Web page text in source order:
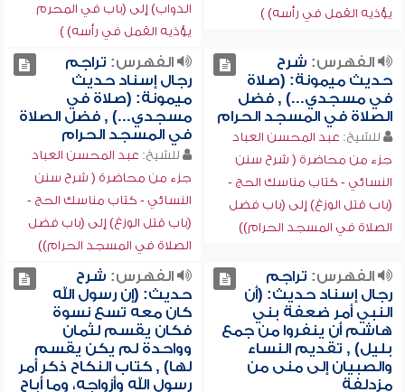
يؤذيه القمل في رأسه) )
الدواب) إلى (باب في المحرم
يؤذيه القمل في رأسه) )
الفهرس: شرح
حديث ميمونة: (صلاة
في مسجدي...) , فضل
الصلاة في المسجد الحرام
للشيخ: عبد المحسن العباد
جزء من محاضرة ( شرح سنن
النسائي - كتاب مناسك الحج -
(باب قتل الوزغ) إلى (باب فضل
الصلاة في المسجد الحرام))
الفهرس: تراجم
رجال إسناد حديث
ميمونة: (صلاة في
مسجدي...) , فضل الصلاة
في المسجد الحرام
للشيخ: عبد المحسن العباد
جزء من محاضرة ( شرح سنن
النسائي - كتاب مناسك الحج -
(باب قتل الوزغ) إلى (باب فضل
الصلاة في المسجد الحرام))
الفهرس: تراجم
رجال إسناد حديث: (أن
النبي أمر ضعفة بني
هاشم أن ينفروا من جمع
بليل) , تقديم النساء
والصبيان إلى منى من
مزدلفة
الفهرس: شرح
حديث: (إن رسول الله
كان معه تسع نسوة
فكان يقسم لثمان
وواحدة لم يكن يقسم
لها) , كتاب النكاح ذكر أمر
رسول الله وأزواجه، وما أباح